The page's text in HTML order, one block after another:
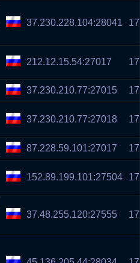
37.230.228.104:28041 17
212.12.15.54:27017 17
37.230.210.77:27015
17
37.230.210.77:27018 17
87.228.59.101:27017
17
152.89.199.101:27504 17
37.48.255.120:27555 17